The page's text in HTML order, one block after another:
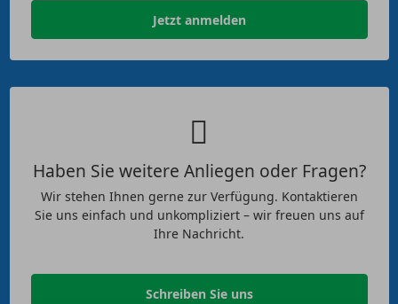
Jetzt anmelden
Haben Sie weitere Anliegen oder Fragen?
Wir stehen Ihnen gerne zur Verfügung. Kontaktieren
Sie uns einfach und unkompliziert – wir freuen uns auf
Ihre Nachricht.
Schreiben Sie uns